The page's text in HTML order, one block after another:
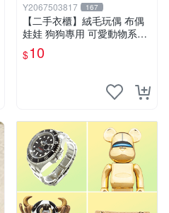
Y2067503817 167
【二手衣櫃】絨毛玩偶 布偶
娃娃 狗狗專用 可愛動物系列
耐咬耐磨玩具 玩偶 粉紅熊寵
物玩具 1120929
$10